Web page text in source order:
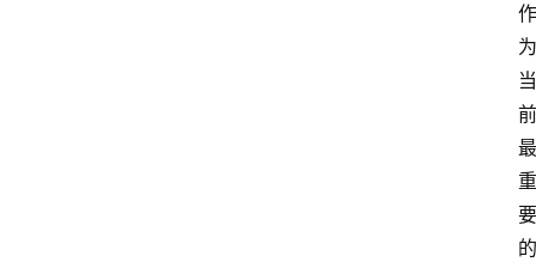
作
为
当
前
最
重
要
的